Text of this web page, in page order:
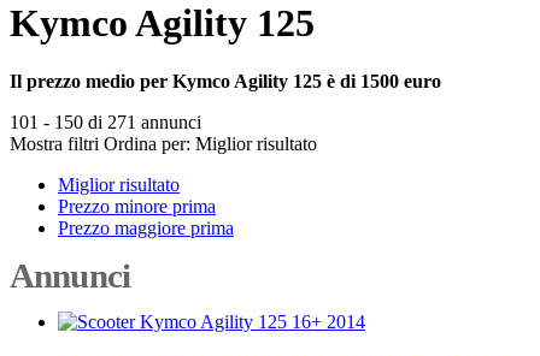
Kymco Agility 125
Il prezzo medio per Kymco Agility 125 è di 1500 euro
101 - 150 di 271 annunci
Mostra filtri Ordina per: Miglior risultato
Miglior risultato
Prezzo minore prima
Prezzo maggiore prima
Annunci